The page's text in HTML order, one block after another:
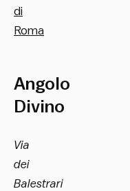
di
Roma
Angolo
Divino
Via
dei
Balestrari